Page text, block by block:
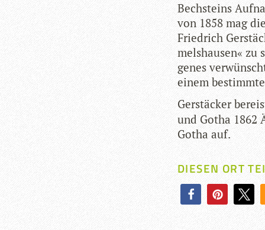
Bech­steins
von 1858 mag
Fried­rich
mels­hau­sen«
ge­nes
einem
Gerstä­cker
und Gotha 1862
Gotha auf.
DIESEN ORT